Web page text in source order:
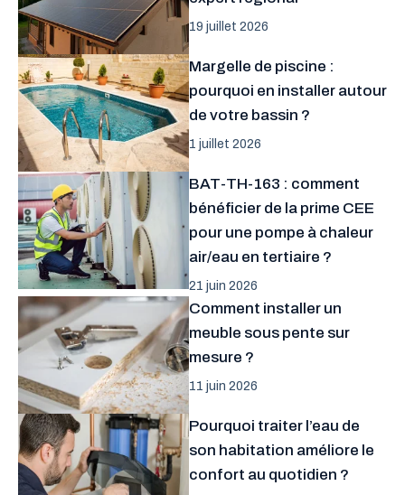
19 juillet 2026
Margelle de piscine :
pourquoi en installer autour
de votre bassin ?
1 juillet 2026
BAT-TH-163 : comment
bénéficier de la prime CEE
pour une pompe à chaleur
air/eau en tertiaire ?
21 juin 2026
Comment installer un
meuble sous pente sur
mesure ?
11 juin 2026
Pourquoi traiter l’eau de
son habitation améliore le
confort au quotidien ?